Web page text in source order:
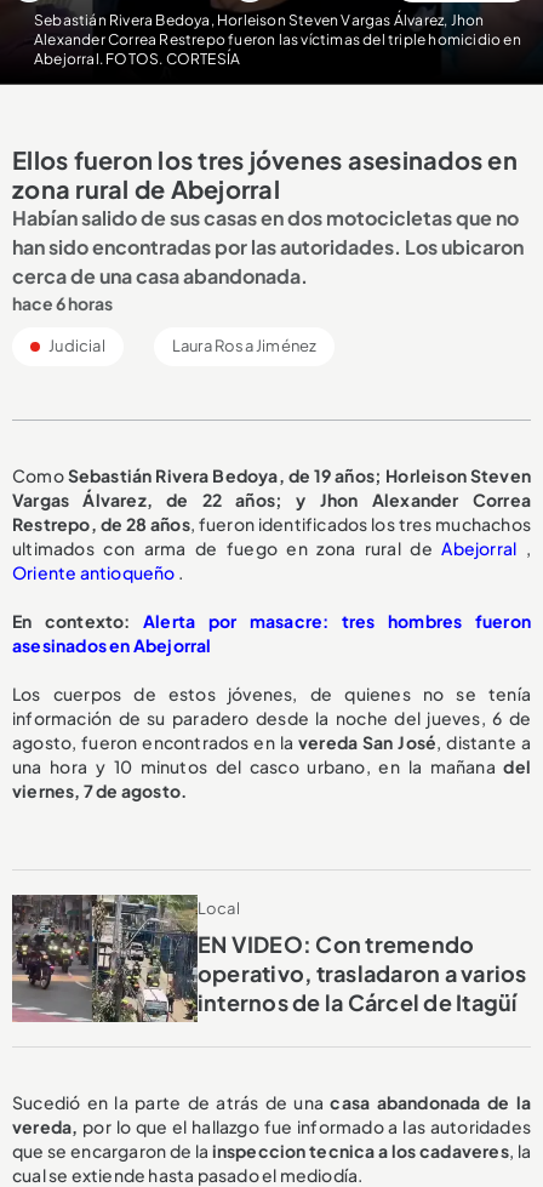
Sebastián Rivera Bedoya, Horleison Steven Vargas Álvarez, Jhon
Alexander Correa Restrepo fueron las víctimas del triple homicidio en
Abejorral. FOTOS. CORTESÍA
Ellos fueron los tres jóvenes asesinados en
zona rural de Abejorral
Habían salido de sus casas en dos motocicletas que no
han sido encontradas por las autoridades. Los ubicaron
cerca de una casa abandonada.
hace 6 horas
Judicial Laura Rosa Jiménez
ComoSebastián Rivera Bedoya, de 19 años; Horleison Steven
Vargas Álvarez, de 22 años; y Jhon Alexander Correa
Restrepo, de 28 años, fueron identificados los tres muchachos
ultimados con arma de fuego en zona rural de Abejorral
Oriente antioqueño
En contexto: Alerta por masacre: tres hombres fueron
asesinados en Abejorral
Los cuerpos de estos jóvenes, de quienes no se tenía
información de su paradero desde la noche del jueves, 6 de
agosto, fueron encontrados en la vereda San José , distante a
una hora y 10 minutos del casco urbano, en la mañana del
viernes, 7 de agosto.
Local
EN VIDEO: Con tremendo
operativo, trasladaron a varios
internos de la Cárcel de Itagüí
Sucedió en la parte de atrás de unacasa abandonada de la
vereda, por lo que el hallazgo fue informado a las autoridades
que se encargaron de la inspeccion tecnica a los cadaveres, la
cual se extiende hasta pasado el mediodía.